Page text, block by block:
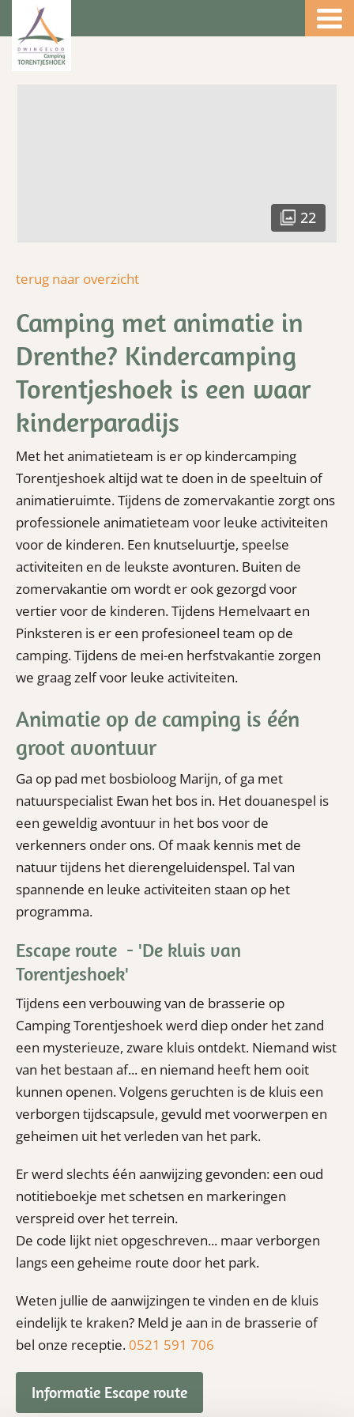
22
terug naar overzicht
Camping met animatie in
Drenthe? Kindercamping
Torentjeshoek is een waar
kinderparadijs
Met het animatieteam is er op kindercamping
Torentjeshoek altijd wat te doen in de speeltuin of
animatieruimte. Tijdens de zomervakantie zorgt ons
professionele animatieteam voor leuke activiteiten
voor de kinderen. Een knutseluurtje, speelse
activiteiten en de leukste avonturen. Buiten de
zomervakantie om wordt er ook gezorgd voor
vertier voor de kinderen. Tijdens Hemelvaart en
Pinksteren is er een profesioneel team op de
camping. Tijdens de mei-en herfstvakantie zorgen
we graag zelf voor leuke activiteiten.
Animatie op de camping is één
groot avontuur
Ga op pad met bosbioloog Marijn, of ga met
natuurspecialist Ewan het bos in. Het douanespel is
een geweldig avontuur in het bos voor de
verkenners onder ons. Of maak kennis met de
natuur tijdens het dierengeluidenspel. Tal van
spannende en leuke activiteiten staan op het
programma.
Escape route - 'De kluis van
Torentjeshoek'
Tijdens een verbouwing van de brasserie op
Camping Torentjeshoek werd diep onder het zand
een mysterieuze, zware kluis ontdekt. Niemand wist
van het bestaan af... en niemand heeft hem ooit
kunnen openen. Volgens geruchten is de kluis een
verborgen tijdscapsule, gevuld met voorwerpen en
geheimen uit het verleden van het park.
Er werd slechts één aanwijzing gevonden: een oud
notitieboekje met schetsen en markeringen
verspreid over het terrein.
De code lijkt niet opgeschreven... maar verborgen
langs een geheime route door het park.
Weten jullie de aanwijzingen te vinden en de kluis
eindelijk te kraken? Meld je aan in de brasserie of
bel onze receptie. 0521 591 706
Informatie Escape route